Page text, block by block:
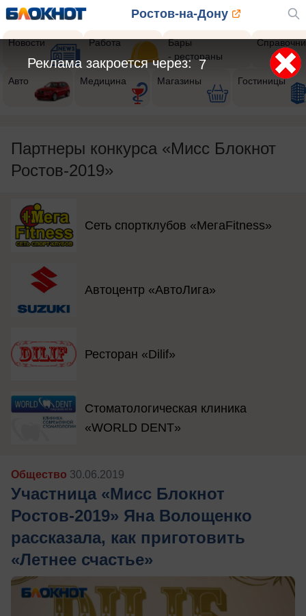
Ростов-на-Дону
Новости Работа
Бары
- рестораны
Авто Медицина Магазины Гостиницы
Партнеры конкурса «Мисс Блокнот
Ростов-2019»
Сеть спортклубов «МегаFitness»
Автоцентр «АвтоЛига»
Ресторан «Dilif»
Стоматологическая клиника
«WORLD DENT»
Общество 30.06.2019
Участница «Мисс Блокнот
Ростов-2019» Яна Волощенко
рассказала, как приготовить
«Летнее счастье»
5
Реклама закроется через: